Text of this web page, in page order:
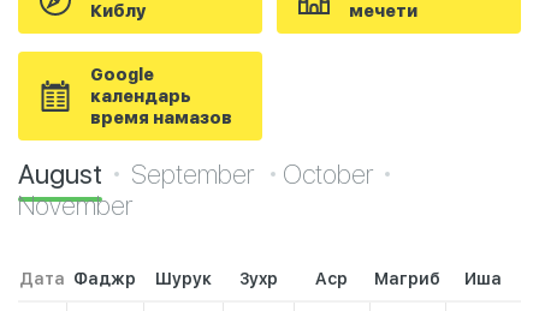
Киблу
мечети
Google
календарь
время намазов
August September
October
November
Дата Фаджр Шурук Зухр Аср Магриб Иша